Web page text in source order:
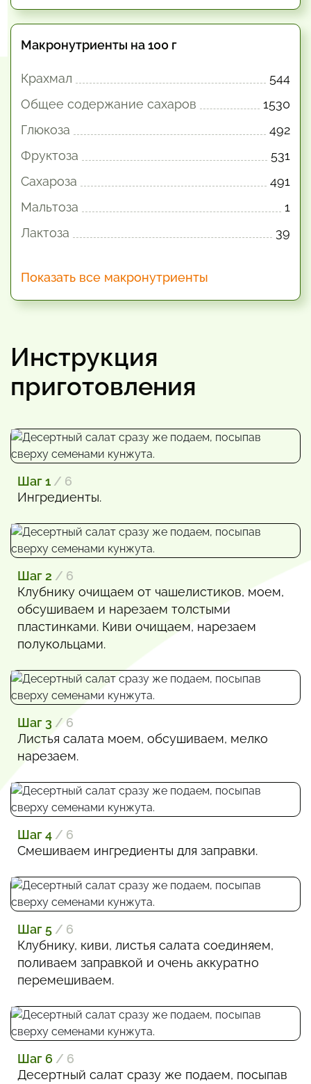
Макронутриенты на 100 г
Крахмал
544
Общее содержание сахаров
1530
Глюкоза
492
Фруктоза
531
Сахароза
491
Мальтоза
1
Лактоза
39
Показать все макронутриенты
Инструкция
приготовления
Шаг 1 / 6
Ингредиенты.
Шаг 2 / 6
Клубнику очищаем от чашелистиков, моем,
обсушиваем и нарезаем толстыми
пластинками. Киви очищаем, нарезаем
полукольцами.
Шаг 3 / 6
Листья салата моем, обсушиваем, мелко
нарезаем.
Шаг 4 / 6
Смешиваем ингредиенты для заправки.
Шаг 5 / 6
Клубнику, киви, листья салата соединяем,
поливаем заправкой и очень аккуратно
перемешиваем.
Шаг 6 / 6
Десертный салат сразу же подаем, посыпав